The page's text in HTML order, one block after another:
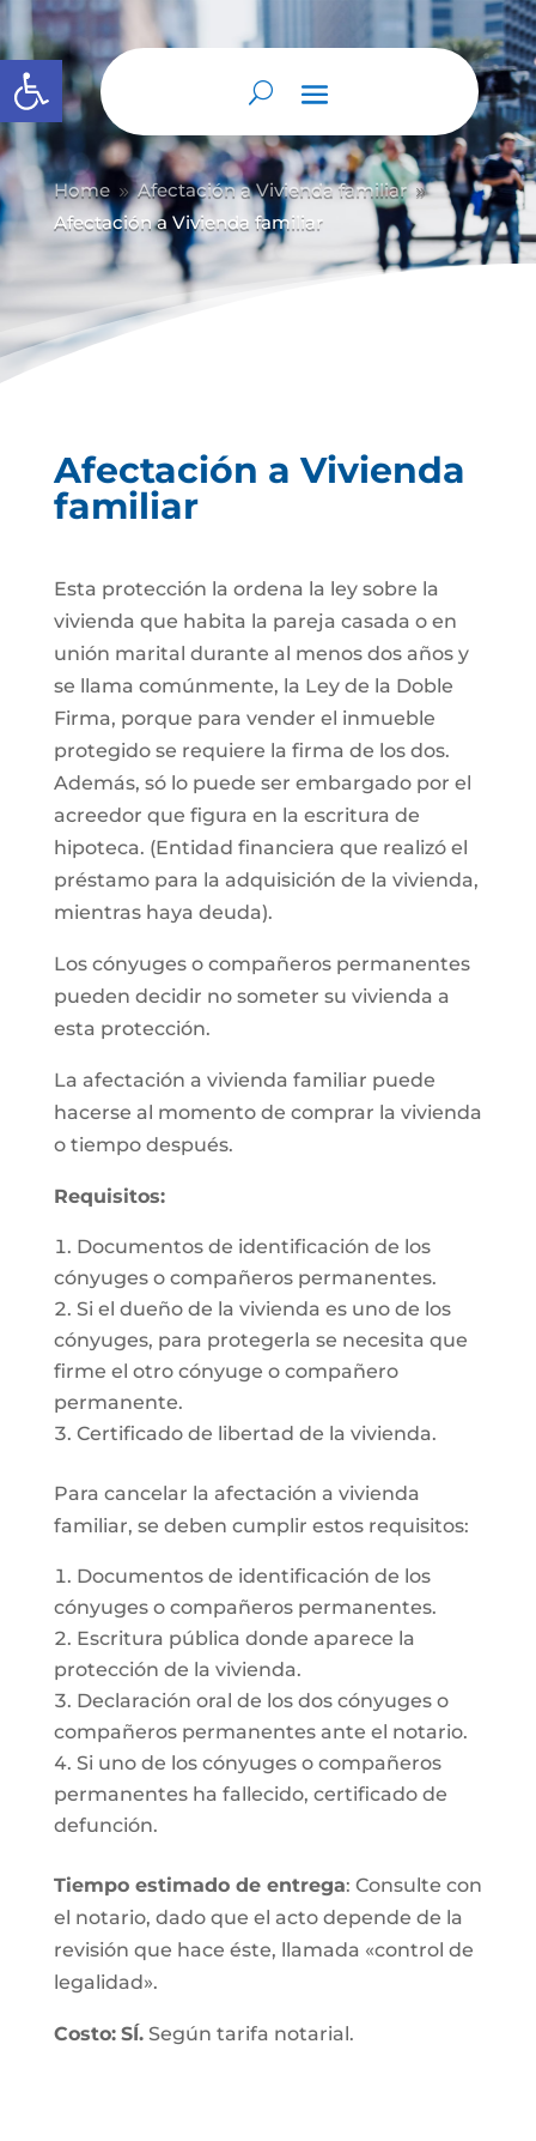
Abrir barra de herramientas
Home 9 Afectación a Vivienda familiar 9
Afectación a Vivienda familiar
Afectación a Vivienda
familiar
Esta protección la ordena la ley sobre la
vivienda que habita la pareja casada o en
unión marital durante al menos dos años y
se llama comúnmente, la Ley de la Doble
Firma, porque para vender el inmueble
protegido se requiere la firma de los dos.
Además, só lo puede ser embargado por el
acreedor que figura en la escritura de
hipoteca. (Entidad financiera que realizó el
préstamo para la adquisición de la vivienda,
mientras haya deuda).
Los cónyuges o compañeros permanentes
pueden decidir no someter su vivienda a
esta protección.
La afectación a vivienda familiar puede
hacerse al momento de comprar la vivienda
o tiempo después.
Requisitos:
Documentos de identificación de los
cónyuges o compañeros permanentes.
Si el dueño de la vivienda es uno de los
cónyuges, para protegerla se necesita que
firme el otro cónyuge o compañero
permanente.
Certificado de libertad de la vivienda.
Para cancelar la afectación a vivienda
familiar, se deben cumplir estos requisitos:
Documentos de identificación de los
cónyuges o compañeros permanentes.
Escritura pública donde aparece la
protección de la vivienda.
Declaración oral de los dos cónyuges o
compañeros permanentes ante el notario.
Si uno de los cónyuges o compañeros
permanentes ha fallecido, certificado de
defunción.
Tiempo estimado de entrega: Consulte con
el notario, dado que el acto depende de la
revisión que hace éste, llamada «control de
legalidad».
Costo: SÍ.Según tarifa notarial.